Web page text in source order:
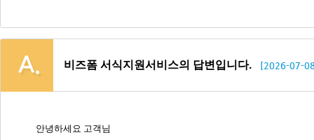
비즈폼 서식지원서비스의 답변입니다. [2026-07-
안녕하세요 고객님